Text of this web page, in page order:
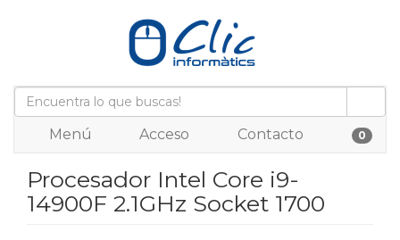
Menú Acceso Contacto 0
Procesador Intel Core i9-
14900F 2.1GHz Socket 1700